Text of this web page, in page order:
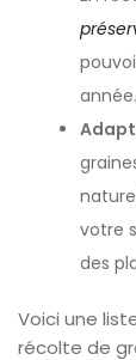
année.
votre
des
Voici une
récolte de